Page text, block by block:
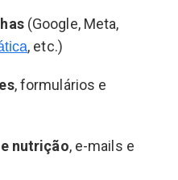
(Google, Meta,
, etc.)
, formulários e
nutrição, e-mails e